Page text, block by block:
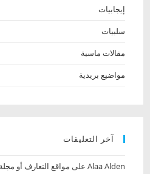
إيجابيات
سلبيات
مقالات ماسية
مواضيع بريدية
آخر التعليقات
Alaa Alden‎‏ على